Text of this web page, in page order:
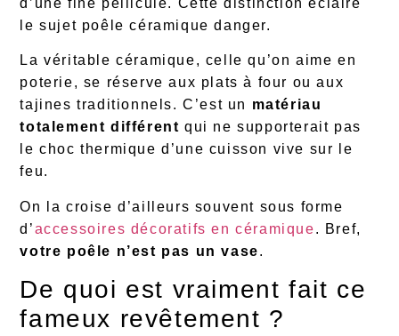
d’une fine pellicule. Cette distinction éclaire
le sujet poêle céramique danger.
La véritable céramique, celle qu’on aime en
poterie, se réserve aux plats à four ou aux
tajines traditionnels. C’est un matériau
totalement différent qui ne supporterait pas
le choc thermique d’une cuisson vive sur le
feu.
On la croise d’ailleurs souvent sous forme
d’accessoires décoratifs en céramique. Bref,
votre poêle n’est pas un vase.
De quoi est vraiment fait ce
fameux revêtement ?